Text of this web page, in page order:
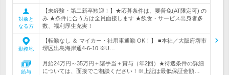
対象と
なる方
【未経験・第二新卒歓迎！】★応募条件は、要普免(AT限定可) の
み ★条件に合う方は全員面接します ★飲食・サービス出身者多
数、福利厚生充実！
勤務地
【転勤なし ＆ マイカー・社用車通勤 OK！】 ■本社／大阪府堺市
堺区出島海岸通4-6-10 ※U…
給与
月給24万円～35万円＋諸手当＋賞与（年2回）★待遇条件の詳細
については、面接でご相談ください！※上記は最低保証金額…